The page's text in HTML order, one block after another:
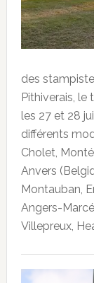
des
Pithiverais, le
les 27 et 28
différents
Cholet,
Anvers
Montauban,
Angers-
Villepreux,